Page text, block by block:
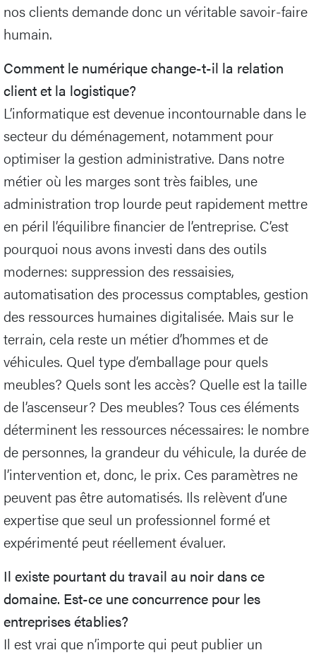
nos clients demande donc un véritable savoir-faire
humain.
Comment le numérique change-t-il la relation
client et la logistique?
L’informatique est devenue incontournable dans le
secteur du déménagement, notamment pour
optimiser la gestion administrative. Dans notre
métier où les marges sont très faibles, une
administration trop lourde peut rapidement mettre
en péril l’équilibre financier de l’entreprise. C’est
pourquoi nous avons investi dans des outils
modernes: suppression des ressaisies,
automatisation des processus comptables, gestion
des ressources humaines digitalisée. Mais sur le
terrain, cela reste un métier d’hommes et de
véhicules. Quel type d’emballage pour quels
meubles? Quels sont les accès? Quelle est la taille
de l’ascenseur? Des meubles? Tous ces éléments
déterminent les ressources nécessaires: le nombre
de personnes, la grandeur du véhicule, la durée de
l’intervention et, donc, le prix. Ces paramètres ne
peuvent pas être automatisés. Ils relèvent d’une
expertise que seul un professionnel formé et
expérimenté peut réellement évaluer.
Il existe pourtant du travail au noir dans ce
domaine. Est-ce une concurrence pour les
entreprises établies?
Il est vrai que n’importe qui peut publier un